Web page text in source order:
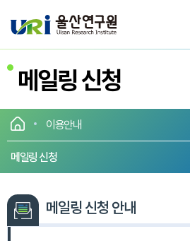
메일링 신청
이용안내
메일링 신청
메일링 신청 안내